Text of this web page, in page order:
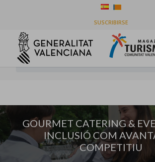
SUSCRIBIRSE
COM AVANTATGE COMPETITIU
You are here: Home / Empreses
GOURMET CATERING & EVENTOS: LA INCLUSIÓ
AVANTATGE COMPETITIU
GOURMET CATERING &
INCLUSIÓ COM
COMPETITIU